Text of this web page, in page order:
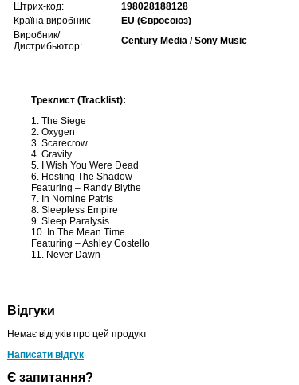
Штрих-код:
198028188128
Країна виробник:
EU (Євросоюз)
Виробник/
Дистрибьютор:
Century Media / Sony Music
Треклист (Tracklist):
1. The Siege
2. Oxygen
3. Scarecrow
4. Gravity
5. I Wish You Were Dead
6. Hosting The Shadow
Featuring – Randy Blythe
7. In Nomine Patris
8. Sleepless Empire
9. Sleep Paralysis
10. In The Mean Time
Featuring – Ashley Costello
11. Never Dawn
Відгуки
Немає відгуків про цей продукт
Написати відгук
Є запитання?